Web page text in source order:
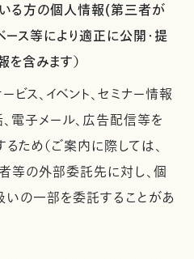
る方の個人情報(第三者が
ース等により適正に公開・提
を含みます）
ビス、イベント、セミナー情報
電子メール、広告配信等を
ため（ご案内に際しては、
等の外部委託先に対し、個
いの一部を委託することがあ